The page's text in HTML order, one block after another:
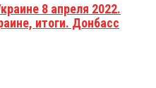
8 апреля 2022.
итоги. Донбасс